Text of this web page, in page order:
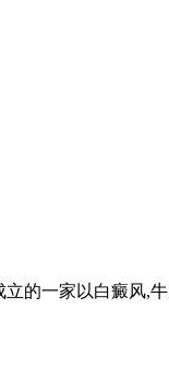
的一家以白癜风,